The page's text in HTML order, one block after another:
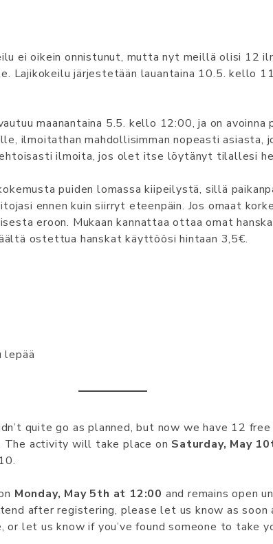
ei oikein onnistunut, mutta nyt meillä olisi 12
Lajikokeilu järjestetään lauantaina 10.5. kello
maanantaina 5.5. kello 12:00, ja on avoinna
ilmoitathan mahdollisimman nopeasti
ilmoita, jos olet itse löytänyt tilallesi
puiden lomassa kiipeilystä, sillä
ennen kuin siirryt eteenpäin. Jos omaat
eroon. Mukaan kannattaa ottaa omat
ostettua hanskat käyttöösi hintaan 3,5€.
lepää
quite go as planned, but now we have 12
activity will take place on Saturday, May
Monday, May 5th at 12:00 and remains open
after registering, please let us know as soon
let us know if you’ve found someone to take